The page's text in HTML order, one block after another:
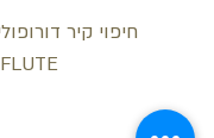
FLUTE.